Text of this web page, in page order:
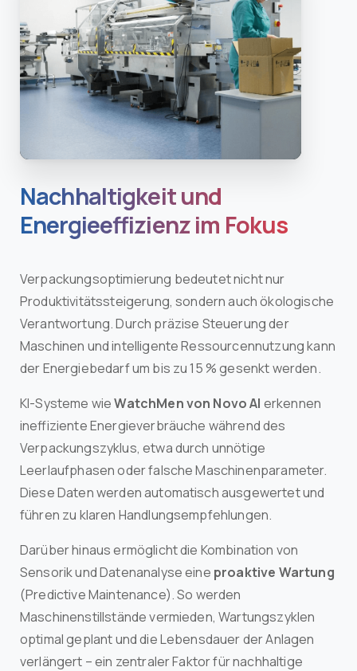
Nachhaltigkeit und
Energieeffizienz im Fokus
Verpackungsoptimierung bedeutet nicht nur
Produktivitätssteigerung, sondern auch ökologische
Verantwortung. Durch präzise Steuerung der
Maschinen und intelligente Ressourcennutzung kann
der Energiebedarf um bis zu 15 % gesenkt werden.
KI-Systeme wieWatchMen von Novo AI erkennen
ineffiziente Energieverbräuche während des
Verpackungszyklus, etwa durch unnötige
Leerlaufphasen oder falsche Maschinenparameter.
Diese Daten werden automatisch ausgewertet und
führen zu klaren Handlungsempfehlungen.
Darüber hinaus ermöglicht die Kombination von
Sensorik und Datenanalyse eine proaktive Wartung
(Predictive Maintenance). So werden
Maschinenstillstände vermieden, Wartungszyklen
optimal geplant und die Lebensdauer der Anlagen
verlängert – ein zentraler Faktor für nachhaltige